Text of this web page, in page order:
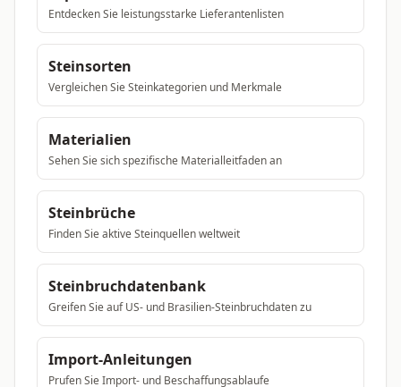
Entdecken Sie leistungsstarke Lieferantenlisten
Steinsorten
Vergleichen Sie Steinkategorien und Merkmale
Materialien
Sehen Sie sich spezifische Materialleitfaden an
Steinbrüche
Finden Sie aktive Steinquellen weltweit
Steinbruchdatenbank
Greifen Sie auf US- und Brasilien-Steinbruchdaten zu
Import-Anleitungen
Prufen Sie Import- und Beschaffungsablaufe